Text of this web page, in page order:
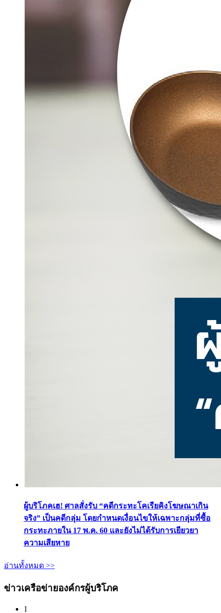
ผู้บริโภคเฮ! ศาลสั่งรับ “คดีกระทะโคเรียคิงโฆษณาเกิน
จริง” เป็นคดีกลุ่ม โดยกำหนดเงื่อนไขให้เฉพาะกลุ่มที่ซื้อ
กระทะภายใน 17 พ.ค. 60 และยังไม่ได้รับการเยียวยา
ความเสียหาย
อ่านทั้งหมด >>
ข่าวเครือข่ายองค์กรผู้บริโภค
1